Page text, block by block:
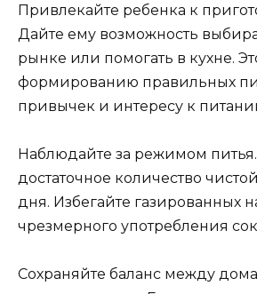
Привлекайте ребенка к
Дайте ему возможность
рынке или помогать в кухне.
формированию правильных
привычек и интересу к
Наблюдайте за режимом
достаточное количество
дня. Избегайте газированных
чрезмерного употребления
Сохраняйте баланс между